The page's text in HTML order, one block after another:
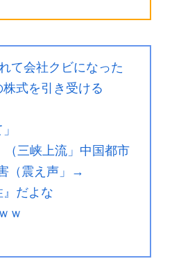
て会社クビになった
式を引き受ける
三峡上流」中国都市
（震え声」→
だよな
ｗ